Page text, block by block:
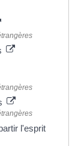
l'esprit